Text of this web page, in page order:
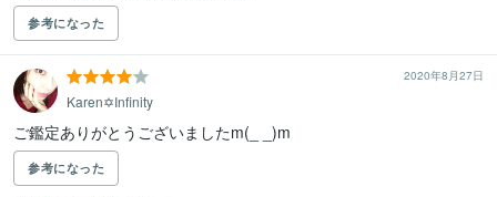
参考になった
2020年8月27日
Karen✡️Infinity
ご鑑定ありがとうございましたm(_ _)m
参考になった